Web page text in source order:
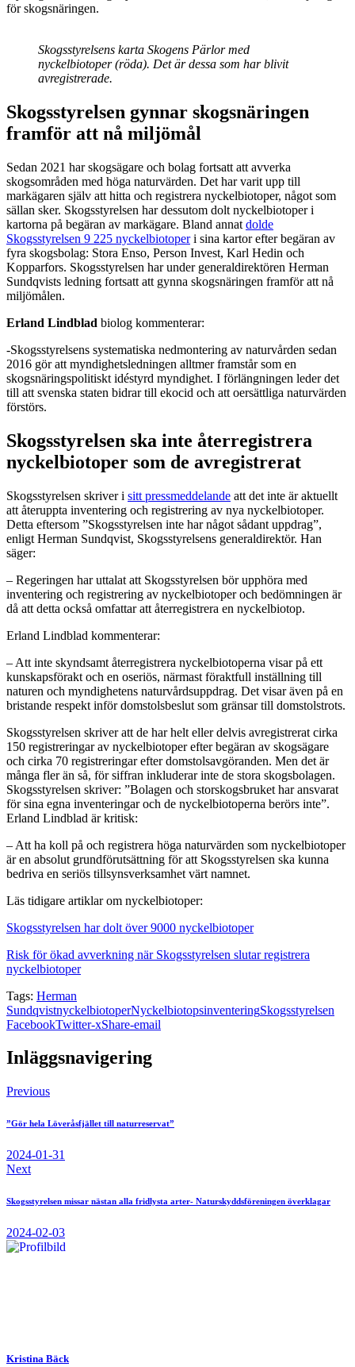
för skogsnäringen.
Skogsstyrelsens karta Skogens Pärlor med
nyckelbiotoper (röda). Det är dessa som har blivit
avregistrerade.
Skogsstyrelsen gynnar skogsnäringen
framför att nå miljömål
Sedan 2021 har skogsägare och bolag fortsatt att avverka
skogsområden med höga naturvärden. Det har varit upp till
markägaren själv att hitta och registrera nyckelbiotoper, något som
sällan sker. Skogsstyrelsen har dessutom dolt nyckelbiotoper i
kartorna på begäran av markägare. Bland annat dolde
Skogsstyrelsen 9 225 nyckelbiotoperi sina kartor efter begäran av
fyra skogsbolag: Stora Enso, Person Invest, Karl Hedin och
Kopparfors. Skogsstyrelsen har under generaldirektören Herman
Sundqvists ledning fortsatt att gynna skogsnäringen framför att nå
miljömålen.
Erland Lindblad biolog kommenterar:
-Skogsstyrelsens systematiska nedmontering av naturvården sedan
2016 gör att myndighetsledningen alltmer framstår som en
skogsnäringspolitiskt idéstyrd myndighet. I förlängningen leder det
till att svenska staten bidrar till ekocid och att oersättliga naturvärden
förstörs.
Skogsstyrelsen ska inte återregistrera
nyckelbiotoper som de avregistrerat
Skogsstyrelsen skriver i sitt pressmeddelande att det inte är aktuellt
att återuppta inventering och registrering av nya nyckelbiotoper.
Detta eftersom ”Skogsstyrelsen inte har något sådant uppdrag”,
enligt Herman Sundqvist, Skogsstyrelsens generaldirektör. Han
säger:
– Regeringen har uttalat att Skogsstyrelsen bör upphöra med
inventering och registrering av nyckelbiotoper och bedömningen är
då att detta också omfattar att återregistrera en nyckelbiotop.
Erland Lindblad kommenterar:
– Att inte skyndsamt återregistrera nyckelbiotoperna visar på ett
kunskapsförakt och en oseriös, närmast föraktfull inställning till
naturen och myndighetens naturvårdsuppdrag. Det visar även på en
bristande respekt inför domstolsbeslut som gränsar till domstolstrots.
Skogsstyrelsen skriver att de har helt eller delvis avregistrerat cirka
150 registreringar av nyckelbiotoper efter begäran av skogsägare
och cirka 70 registreringar efter domstolsavgöranden. Men det är
många fler än så, för siffran inkluderar inte de stora skogsbolagen.
Skogsstyrelsen skriver: ”Bolagen och storskogsbruket har ansvarat
för sina egna inventeringar och de nyckelbiotoperna berörs inte”.
Erland Lindblad är kritisk:
– Att ha koll på och registrera höga naturvärden som nyckelbiotoper
är en absolut grundförutsättning för att Skogsstyrelsen ska kunna
bedriva en seriös tillsynsverksamhet värt namnet.
Läs tidigare artiklar om nyckelbiotoper:
Skogsstyrelsen har dolt över 9000 nyckelbiotoper
Risk för ökad avverkning när Skogsstyrelsen slutar registrera
nyckelbiotoper
Tags: Herman
SundqvistnyckelbiotoperNyckelbiotopsinventeringSkogsstyrelsen
FacebookTwitter-xShare-email
Inläggsnavigering
Previous
”Gör hela Löveråsfjället till naturreservat”
2024-01-31
Next
Skogsstyrelsen missar nästan alla fridlysta arter- Naturskyddsföreningen överklagar
2024-02-03
Kristina Bäck